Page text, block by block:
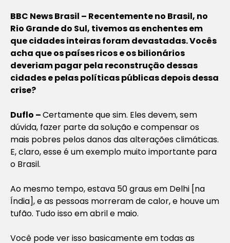
BBC News Brasil – Recentemente no Brasil, no
Rio Grande do Sul, tivemos as enchentes em
que cidades inteiras foram devastadas. Vocês
acha que os países ricos e os bilionários
deveriam pagar pela reconstrução dessas
cidades e pelas políticas públicas depois dessa
crise?
Duflo –Certamente que sim. Eles devem, sem
dúvida, fazer parte da solução e compensar os
mais pobres pelos danos das alterações climáticas.
E, claro, esse é um exemplo muito importante para
o Brasil.
Ao mesmo tempo, estava 50 graus em Delhi [na
Índia], e as pessoas morreram de calor, e houve um
tufão. Tudo isso em abril e maio.
Você pode ver isso basicamente em todas as